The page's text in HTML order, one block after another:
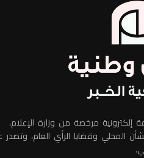
مرخصة من وزارة الإعلام،
المحلي وقضايا الرأي العام،